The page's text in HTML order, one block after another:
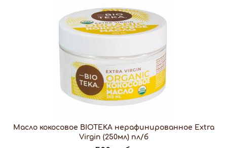
Масло кокосовое BIOTEKA нерафинированное Extra
Virgin (250мл) пл/б